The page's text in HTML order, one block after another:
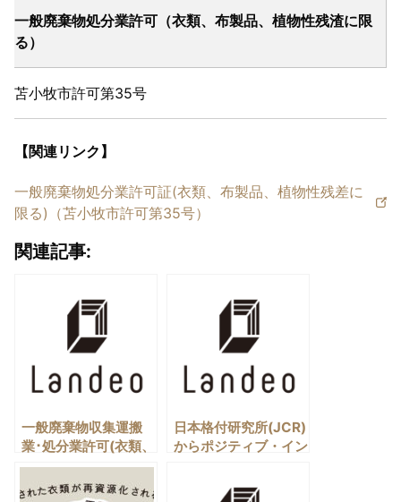
リサイクル
繊維リサイクル
無機性汚泥リサイクル
燃え殻・ばいじん リサイクル
料金表
お知らせ
お客様の声
主な取引先
一般廃棄物処分業許可（衣類、布製品、植物性残渣に限
る）
苫小牧市許可第35号
【関連リンク】
一般廃棄物処分業許可証(衣類、布製品、植物性残差に
限る)（苫小牧市許可第35号）
関連記事:
一般廃棄物収集運搬
業･処分業許可(衣類、
布製品)を取得しまし
日本格付研究所(JCR)
からポジティブ・イン
(PIF)認証を受けまし